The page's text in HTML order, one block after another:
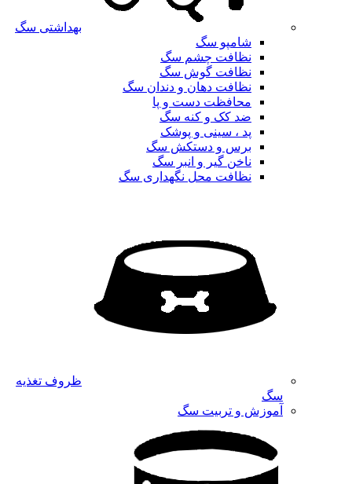
بهداشتی سگ
شامپو سگ
نظافت چشم سگ
نظافت گوش سگ
نظافت دهان و دندان سگ
محافظت دست و پا
ضد کک و کنه سگ
پد ، سینی و پوشک
برس و دستکش سگ
ناخن گیر و انبر سگ
نظافت محل نگهداری سگ
ظروف تغذیه
سگ
آموزش و تربیت سگ